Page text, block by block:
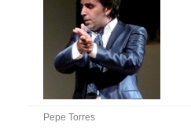
Pepe Torres